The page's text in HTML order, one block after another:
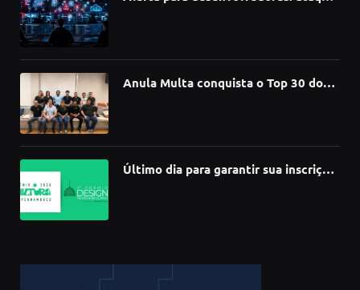
Anula Multa conquista o Top 30 do
Último dia para garantir sua inscrição